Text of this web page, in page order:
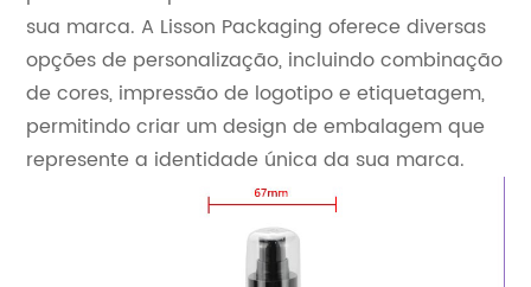
sua marca. A Lisson Packaging oferece diversas
opções de personalização, incluindo combinação
de cores, impressão de logotipo e etiquetagem,
permitindo criar um design de embalagem que
represente a identidade única da sua marca.